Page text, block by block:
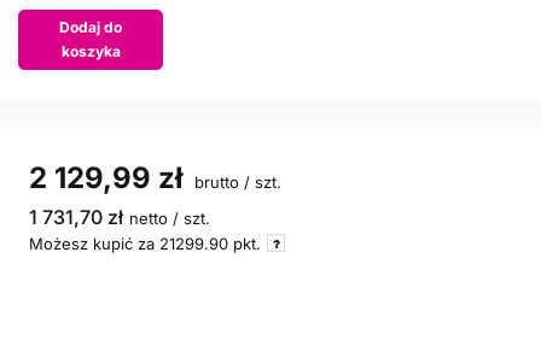
Dodaj do
koszyka
2 129,99 zł brutto / szt.
1 731,70 zł netto / szt.
Możesz kupić za 21299.90 pkt.